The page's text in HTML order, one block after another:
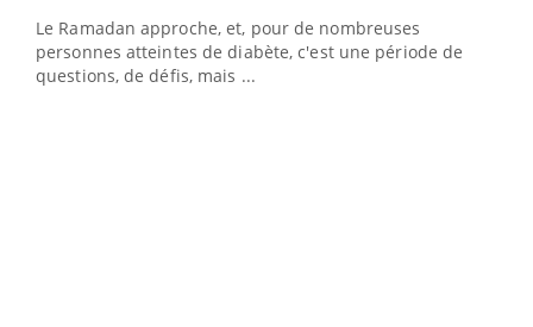
Le Ramadan approche, et, pour de nombreuses
personnes atteintes de diabète, c'est une période de
questions, de défis, mais ...